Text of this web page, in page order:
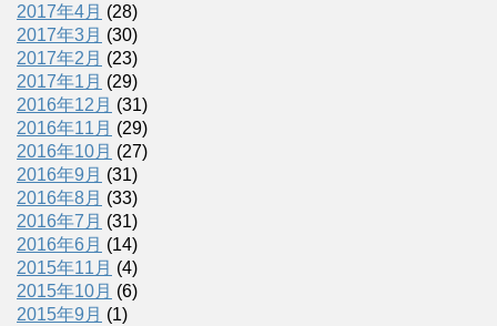
2017年4月 (28)
2017年3月 (30)
2017年2月 (23)
2017年1月 (29)
2016年12月 (31)
2016年11月 (29)
2016年10月 (27)
2016年9月 (31)
2016年8月 (33)
2016年7月 (31)
2016年6月 (14)
2015年11月 (4)
2015年10月 (6)
2015年9月 (1)